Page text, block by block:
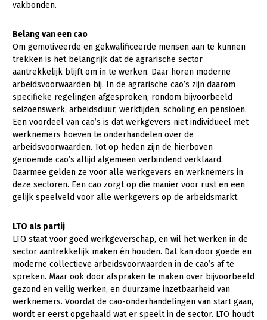
Platteland en omgeving
Mens, ondernemerschap en onderwijs
Internationaal
Sectoren
Dier
Biologische Landbouw
Geitenhouderij
Kalverhouderij
Melkveehouderij
Paardenhouderij
Pluimveehouderij
Schapenhouderij
vakbonden.
Belang van een cao
Om gemotiveerde en gekwalificeerde mensen aan te kunnen
trekken is het belangrijk dat de agrarische sector
aantrekkelijk blijft om in te werken. Daar horen moderne
arbeidsvoorwaarden bij. In de agrarische cao’s zijn daarom
specifieke regelingen afgesproken, rondom bijvoorbeeld
seizoenswerk, arbeidsduur, werktijden, scholing en pensioen.
Een voordeel van cao’s is dat werkgevers niet individueel met
werknemers hoeven te onderhandelen over de
arbeidsvoorwaarden. Tot op heden zijn de hierboven
genoemde cao’s altijd algemeen verbindend verklaard.
Daarmee gelden ze voor alle werkgevers en werknemers in
deze sectoren. Een cao zorgt op die manier voor rust en een
gelijk speelveld voor alle werkgevers op de arbeidsmarkt.
LTO als partij
LTO staat voor goed werkgeverschap, en wil het werken in de
sector aantrekkelijk maken én houden. Dat kan door goede en
moderne collectieve arbeidsvoorwaarden in de cao’s af te
spreken. Maar ook door afspraken te maken over bijvoorbeeld
gezond en veilig werken, en duurzame inzetbaarheid van
werknemers. Voordat de cao-onderhandelingen van start gaan,
wordt er eerst opgehaald wat er speelt in de sector. LTO houdt